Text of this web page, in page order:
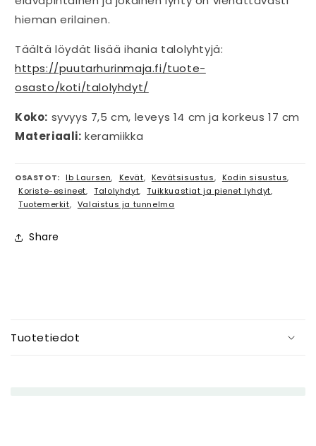
hieman erilainen.
Täältä löydät lisää ihania talolyhtyjä:
https://puutarhurinmaja.fi/tuote-
osasto/koti/talolyhdyt/
Koko: syvyys 7,5 cm, leveys 14 cm ja korkeus 17 cm
Materiaali: keramiikka
OSASTOT: Ib Laursen, Kevät, Kevätsisustus, Kodin sisustus,
Koriste-esineet, Talolyhdyt, Tuikkuastiat ja pienet lyhdyt,
Tuotemerkit, Valaistus ja tunnelma
Share
e
Tuotetiedot